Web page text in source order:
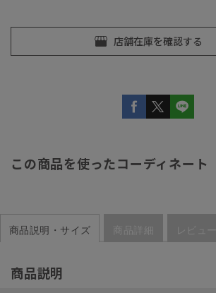
この商品を使ったコーディネート
商品説明・サイズ 商品詳細 レビュー
商品説明